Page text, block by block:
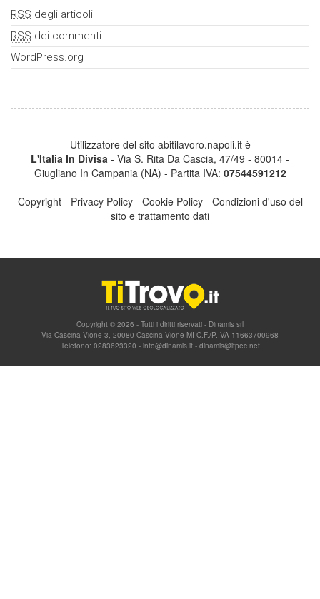
RSS degli articoli
RSS dei commenti
WordPress.org
Utilizzatore del sito abitilavoro.napoli.it è
L'Italia In Divisa - Via S. Rita Da Cascia, 47/49 - 80014 -
Giugliano In Campania (NA) - Partita IVA: 07544591212
Copyright- Privacy Policy- Cookie Policy- Condizioni d'uso del
sito e trattamento dati